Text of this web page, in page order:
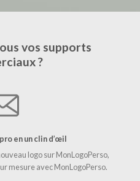
vos supports
?
en un clin d’œil
logo sur MonLogoPerso,
mesure avec MonLogoPerso.